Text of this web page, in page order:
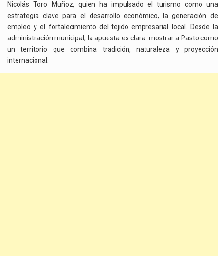
Nicolás Toro Muñoz, quien ha impulsado el turismo como una
estrategia clave para el desarrollo económico, la generación de
empleo y el fortalecimiento del tejido empresarial local. Desde la
administración municipal, la apuesta es clara: mostrar a Pasto como
un territorio que combina tradición, naturaleza y proyección
internacional.